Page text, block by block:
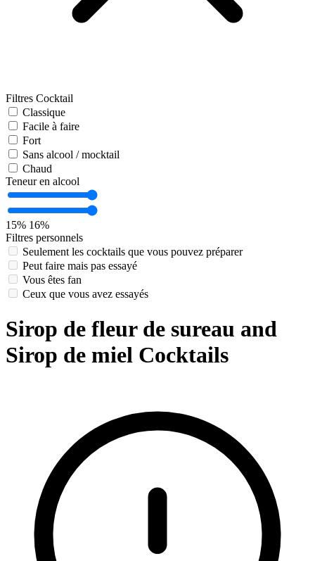
Filtres Cocktail
Classique
Facile à faire
Fort
Sans alcool / mocktail
Chaud
Teneur en alcool
15% 16%
Filtres personnels
Seulement les cocktails que vous pouvez préparer
Peut faire mais pas essayé
Vous êtes fan
Ceux que vous avez essayés
Sirop de fleur de sureau and
Sirop de miel Cocktails